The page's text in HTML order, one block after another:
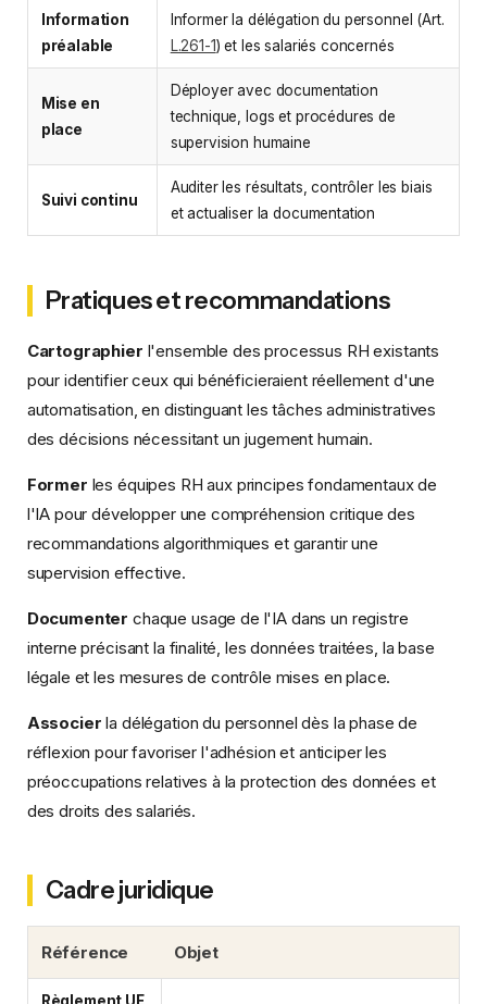
Information
préalable
Informer la délégation du personnel (Art.
L.261-1) et les salariés concernés
Mise en
place
Déployer avec documentation
technique, logs et procédures de
supervision humaine
Suivi continu
Auditer les résultats, contrôler les biais
et actualiser la documentation
Pratiques et recommandations
Cartographier l'ensemble des processus RH existants
pour identifier ceux qui bénéficieraient réellement d'une
automatisation, en distinguant les tâches administratives
des décisions nécessitant un jugement humain.
Former les équipes RH aux principes fondamentaux de
l'IA pour développer une compréhension critique des
recommandations algorithmiques et garantir une
supervision effective.
Documenter chaque usage de l'IA dans un registre
interne précisant la finalité, les données traitées, la base
légale et les mesures de contrôle mises en place.
Associer la délégation du personnel dès la phase de
réflexion pour favoriser l'adhésion et anticiper les
préoccupations relatives à la protection des données et
des droits des salariés.
Cadre juridique
Référence Objet
Règlement UE